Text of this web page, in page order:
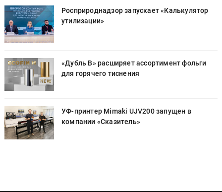
Росприроднадзор запускает «Калькулятор
утилизации»
«Дубль В» расширяет ассортимент фольги
для горячего тиснения
УФ-принтер Mimaki UJV200 запущен в
компании «Сказитель»